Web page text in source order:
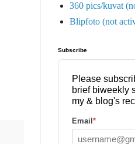
360 pics/kuvat
Blipfoto (not
Subscribe
Please
brief biweekly
my & blog's
Email *